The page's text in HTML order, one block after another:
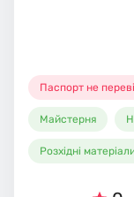
Паспорт не
Майстерня
Розхідні